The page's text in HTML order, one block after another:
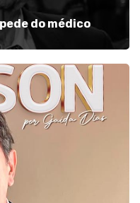
do médico